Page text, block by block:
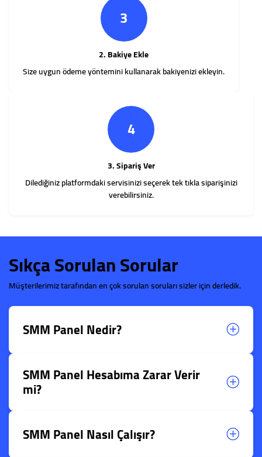
3
2. Bakiye Ekle
Size uygun ödeme yöntemini kullanarak bakiyenizi ekleyin.
4
3. Sipariş Ver
Dilediğiniz platformdaki servisinizi seçerek tek tıkla siparişinizi
verebilirsiniz.
Sıkça Sorulan Sorular
Müşterilerimiz tarafından en çok sorulan soruları sizler için derledik.
SMM Panel Nedir?
SMM Panel Hesabıma Zarar Verir
mi?
SMM Panel Nasıl Çalışır?